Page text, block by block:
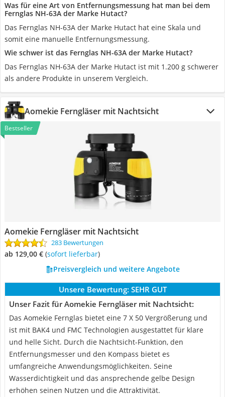
Was für eine Art von Entfernungsmessung hat man bei dem
Fernglas ‎NH-63A der Marke Hutact?
Das Fernglas ‎NH-63A der Marke Hutact hat eine Skala und
somit eine manuelle Entfernungsmessung.
Wie schwer ist das Fernglas ‎NH-63A der Marke Hutact?
Das Fernglas ‎NH-63A der Marke Hutact ist mit 1.200 g schwerer
als andere Produkte in unserem Vergleich.
Aomekie Ferngläser mit Nachtsicht
Bestseller
Aomekie Ferngläser mit Nachtsicht
283 Bewertungen
ab 129,00 € ( Sofort lieferbar)
Preisvergleich und weitere Angebote
Unsere Bewertung: SEHR GUT
Unser Fazit für Aomekie Ferngläser mit Nachtsicht:
Das Aomekie Fernglas bietet eine 7 X 50 Vergrößerung und
ist mit BAK4 und FMC Technologien ausgestattet für klare
und helle Sicht. Durch die Nachtsicht-Funktion, den
Entfernungsmesser und den Kompass bietet es
umfangreiche Anwendungsmöglichkeiten. Seine
Wasserdichtigkeit und das ansprechende gelbe Design
erhöhen seinen Nutzen und die Attraktivität.